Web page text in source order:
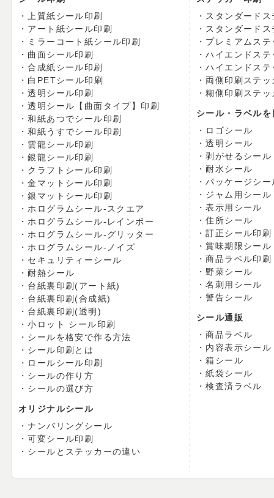
上質紙シール印刷
アート紙シール印刷
ミラーコート紙シール印刷
曲面シール印刷
合成紙シール印刷
白PETシール印刷
透明シール印刷
透明シール【曲面タイプ】印刷
和紙あつでシール印刷
和紙うすでシール印刷
雲龍シール印刷
銀龍シール印刷
クラフトシール印刷
金マットシール印刷
銀マットシール印刷
ホログラムシール-スクエア
ホログラムシール-レインボー
ホログラムシール-グリッター
ホログラムシール-ノイズ
セキュリティーシール
耐熱シール
台紙裏印刷(アート紙)
台紙裏印刷(合成紙)
台紙裏印刷(透明)
小ロット シール印刷
シールを格安で作る方法
シール印刷とは
ロールシール印刷
シールの作り方
シールの選び方
オリジナルシール
ナンバリングシール
可変シール印刷
シールとステッカーの違い
スタンダード
スタンダード
プレミアムステ
ハイエンドステ
ハイエンドス
両側印刷ステッ
糊側印刷ステッ
シール・ラベル
ロゴシール
透明シール
剥がせるシール
耐水シール
パッケージシー
ジャム用シール
表示用シール
住所シール
訂正シール印刷
賞味期限シール
商品ラベル印刷
野菜シール
名刺用シール
警告シール
シール通販
商品ラベル
内容表示シール
箱シール
紙袋シール
検査済ラベル